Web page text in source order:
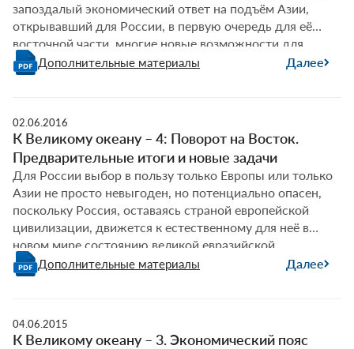
запоздалый экономический ответ на подъём Азии,
открывавший для России, в первую очередь для её
восточной части, многие новые возможности для
развития.Дополнительные материалы Далее
02.06.2016
К Великому океану – 4: Поворот на Восток.
Предварительные итоги и новые задачи
Для России выбор в пользу только Европы или только
Азии не просто невыгоден, но потенциально опасен,
поскольку Россия, оставаясь страной европейской
цивилизации, движется к естественному для неё в
новом мире состоянию великой евразийской
атлантико-тихоокеанской державы.
Дополнительные материалы Далее
04.06.2015
К Великому океану – 3. Экономический пояс